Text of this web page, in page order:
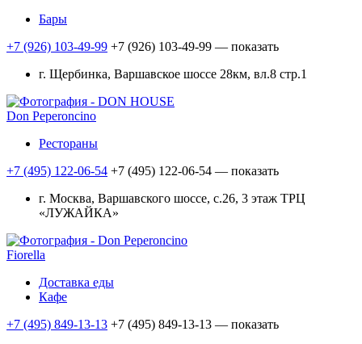
Бары
+7 (926) 103-49-99 +7 (926) 103-49-99 — показать
г. Щербинка, Варшавское шоссе 28км, вл.8 стр.1
Don Peperoncino
Рестораны
+7 (495) 122-06-54 +7 (495) 122-06-54 — показать
г. Москва, Варшавского шоссе, с.26, 3 этаж ТРЦ
«ЛУЖАЙКА»
Fiorella
Доставка еды
Кафе
+7 (495) 849-13-13 +7 (495) 849-13-13 — показать